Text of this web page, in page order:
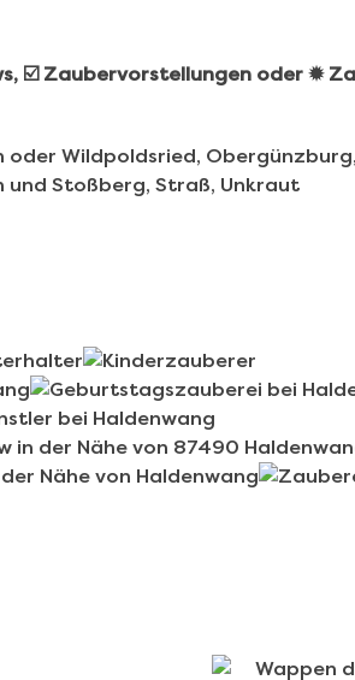
☑️ Zaubervorstellungen oder ✹